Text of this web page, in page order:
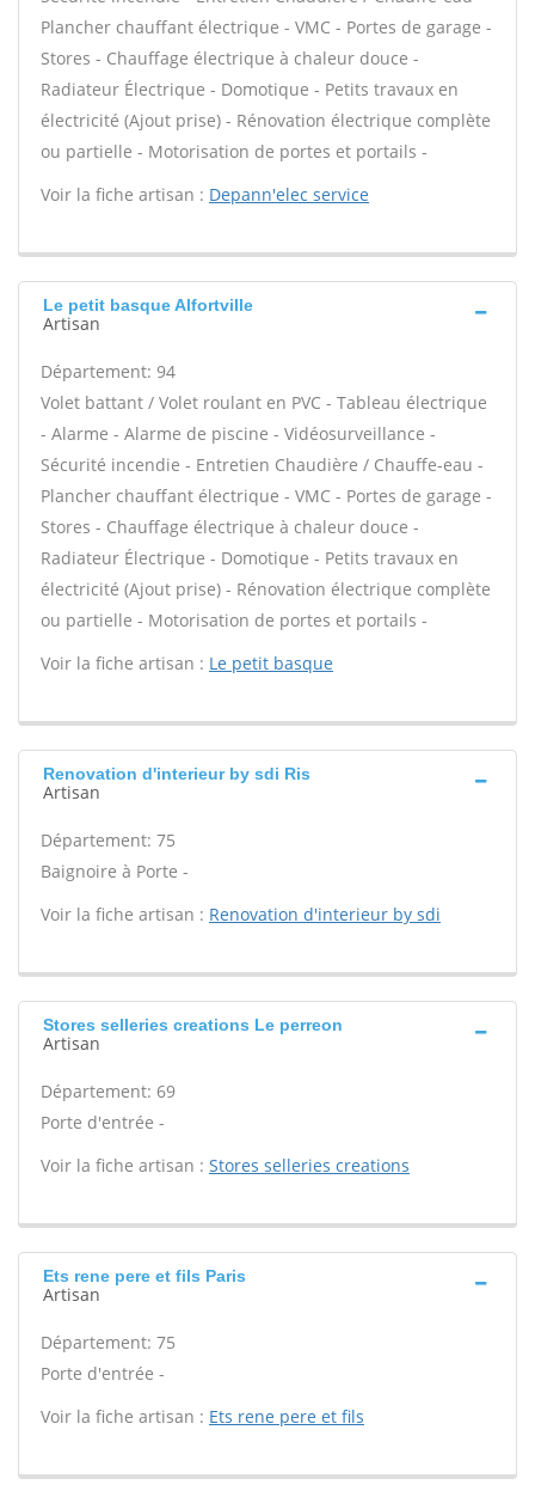
Plancher chauffant électrique - VMC - Portes de garage -
Stores - Chauffage électrique à chaleur douce -
Radiateur Électrique - Domotique - Petits travaux en
électricité (Ajout prise) - Rénovation électrique complète
ou partielle - Motorisation de portes et portails -
Voir la fiche artisan : Depann'elec service
Le petit basque Alfortville
Artisan
Département: 94
Volet battant / Volet roulant en PVC - Tableau électrique
- Alarme - Alarme de piscine - Vidéosurveillance -
Sécurité incendie - Entretien Chaudière / Chauffe-eau -
Plancher chauffant électrique - VMC - Portes de garage -
Stores - Chauffage électrique à chaleur douce -
Radiateur Électrique - Domotique - Petits travaux en
électricité (Ajout prise) - Rénovation électrique complète
ou partielle - Motorisation de portes et portails -
Voir la fiche artisan : Le petit basque
Renovation d'interieur by sdi Ris
Artisan
Département: 75
Baignoire à Porte -
Voir la fiche artisan : Renovation d'interieur by sdi
Stores selleries creations Le perreon
Artisan
Département: 69
Porte d'entrée -
Voir la fiche artisan : Stores selleries creations
Ets rene pere et fils Paris
Artisan
Département: 75
Porte d'entrée -
Voir la fiche artisan : Ets rene pere et fils